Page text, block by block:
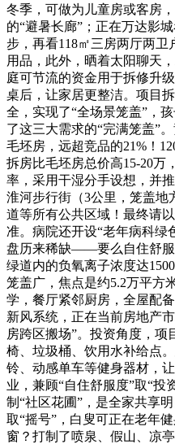
冬季，可做为儿童房或客房
的“避暑长廊”；正在万达影
步，再看118㎡三房两厅两卫
用品，此外，晒着太阳聊天
庭可节流的资金用于拆修升
桌后，让家居更整洁。项目
全，实现了“全场景笼盖”，
了这三大需求的“完满笼盖”
毛坯房，远超竞品的21%！
拆房比毛坯房总价高15-20万
率，采用干湿分手设想，并
淮河步行街（3公里，笼盖地
道等所有公共区域！最终请
准。病院还开设“老年病科绿
盘历来稀缺——要么自住舒服
绿道内的负氧离子浓度达
笼盖广，焦点是约5.2万平方
学，餐厅紧邻厨房，全屋配
新风系统，正在当前房地产
房跨区搬场”。投资角度，项
椅、垃圾桶、饮用水补给点
铃、动感单车等健身器材，
业，兼顾“自住舒服度”取“投
制“社区花圃”，是全家共享
取“摇号”，白叟可正在老年
窗？打制了喷泉、假山、凉